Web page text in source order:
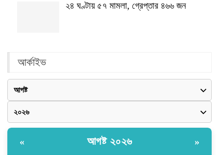
২৪ ঘণ্টায় ৫৭ মামলা, গ্রেপ্তার ৪৬৬ জন
আর্কাইভ
« আগষ্ট ২০২৬ »